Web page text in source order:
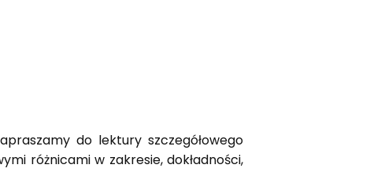
do lektury szczegółowego
różnicami w zakresie, dokładności,